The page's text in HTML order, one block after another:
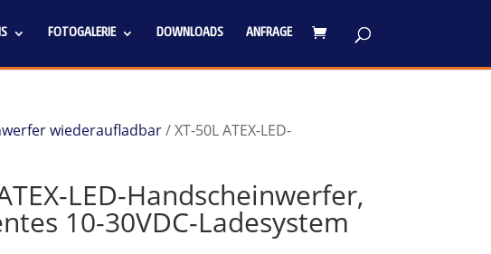
FOTOGALERIE DOWNLOADS ANFRAGE
wiederaufladbar/ XT-50L ATEX-LED-
LED-Handscheinwerfer,
10-30VDC-Ladesystem